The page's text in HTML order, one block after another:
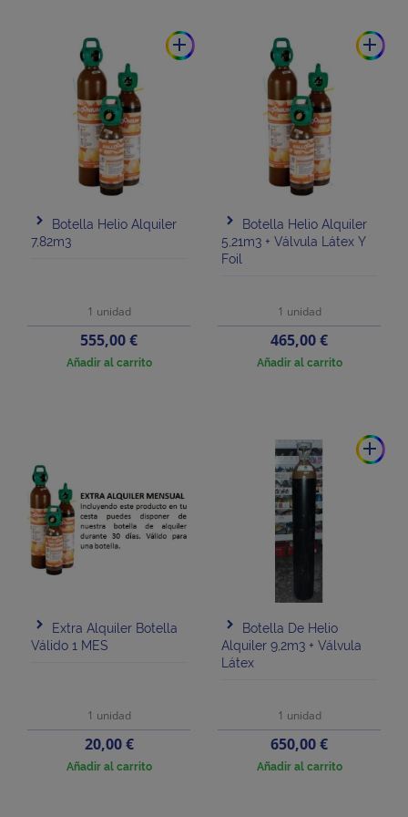
add
Botella Helio Alquiler
7,82m3
1 unidad
Precio
555,00 €
Añadir al carrito
add
Botella Helio Alquiler
5,21m3 + Válvula Látex Y
Foil
1 unidad
Precio
465,00 €
Añadir al carrito
Extra Alquiler Botella
Válido 1 MES
1 unidad
Precio
20,00 €
Añadir al carrito
add
Botella De Helio
Alquiler 9,2m3 + Válvula
Látex
1 unidad
Precio
650,00 €
Añadir al carrito